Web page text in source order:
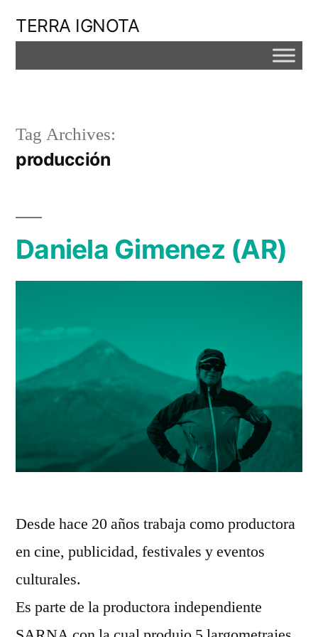
content
TERRA IGNOTA
Tag Archives:
producción
Daniela Gimenez (AR)
Desde hace 20 años trabaja como productora
en cine, publicidad, festivales y eventos
culturales.
Es parte de la productora independiente